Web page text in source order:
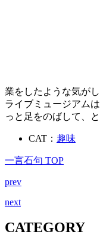
業をしたような気が
ライブミュージアム
っと足をのばして、
CAT： 趣味
一言石句 TOP
prev
next
CATEGORY